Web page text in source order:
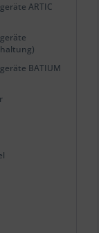
ARTIC
BATIUM